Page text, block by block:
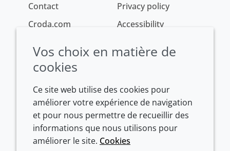
Contact
Croda.com
Privacy policy
Accessibility
Conditions of sale
Vos choix en matière de
cookies
Ce site web utilise des cookies pour
améliorer votre expérience de navigation
et pour nous permettre de recueillir des
informations que nous utilisons pour
améliorer le site. Cookies